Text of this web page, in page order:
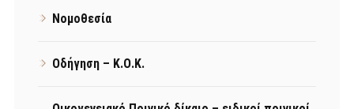
Νομοθεσία
Οδήγηση – Κ.Ο.Κ.